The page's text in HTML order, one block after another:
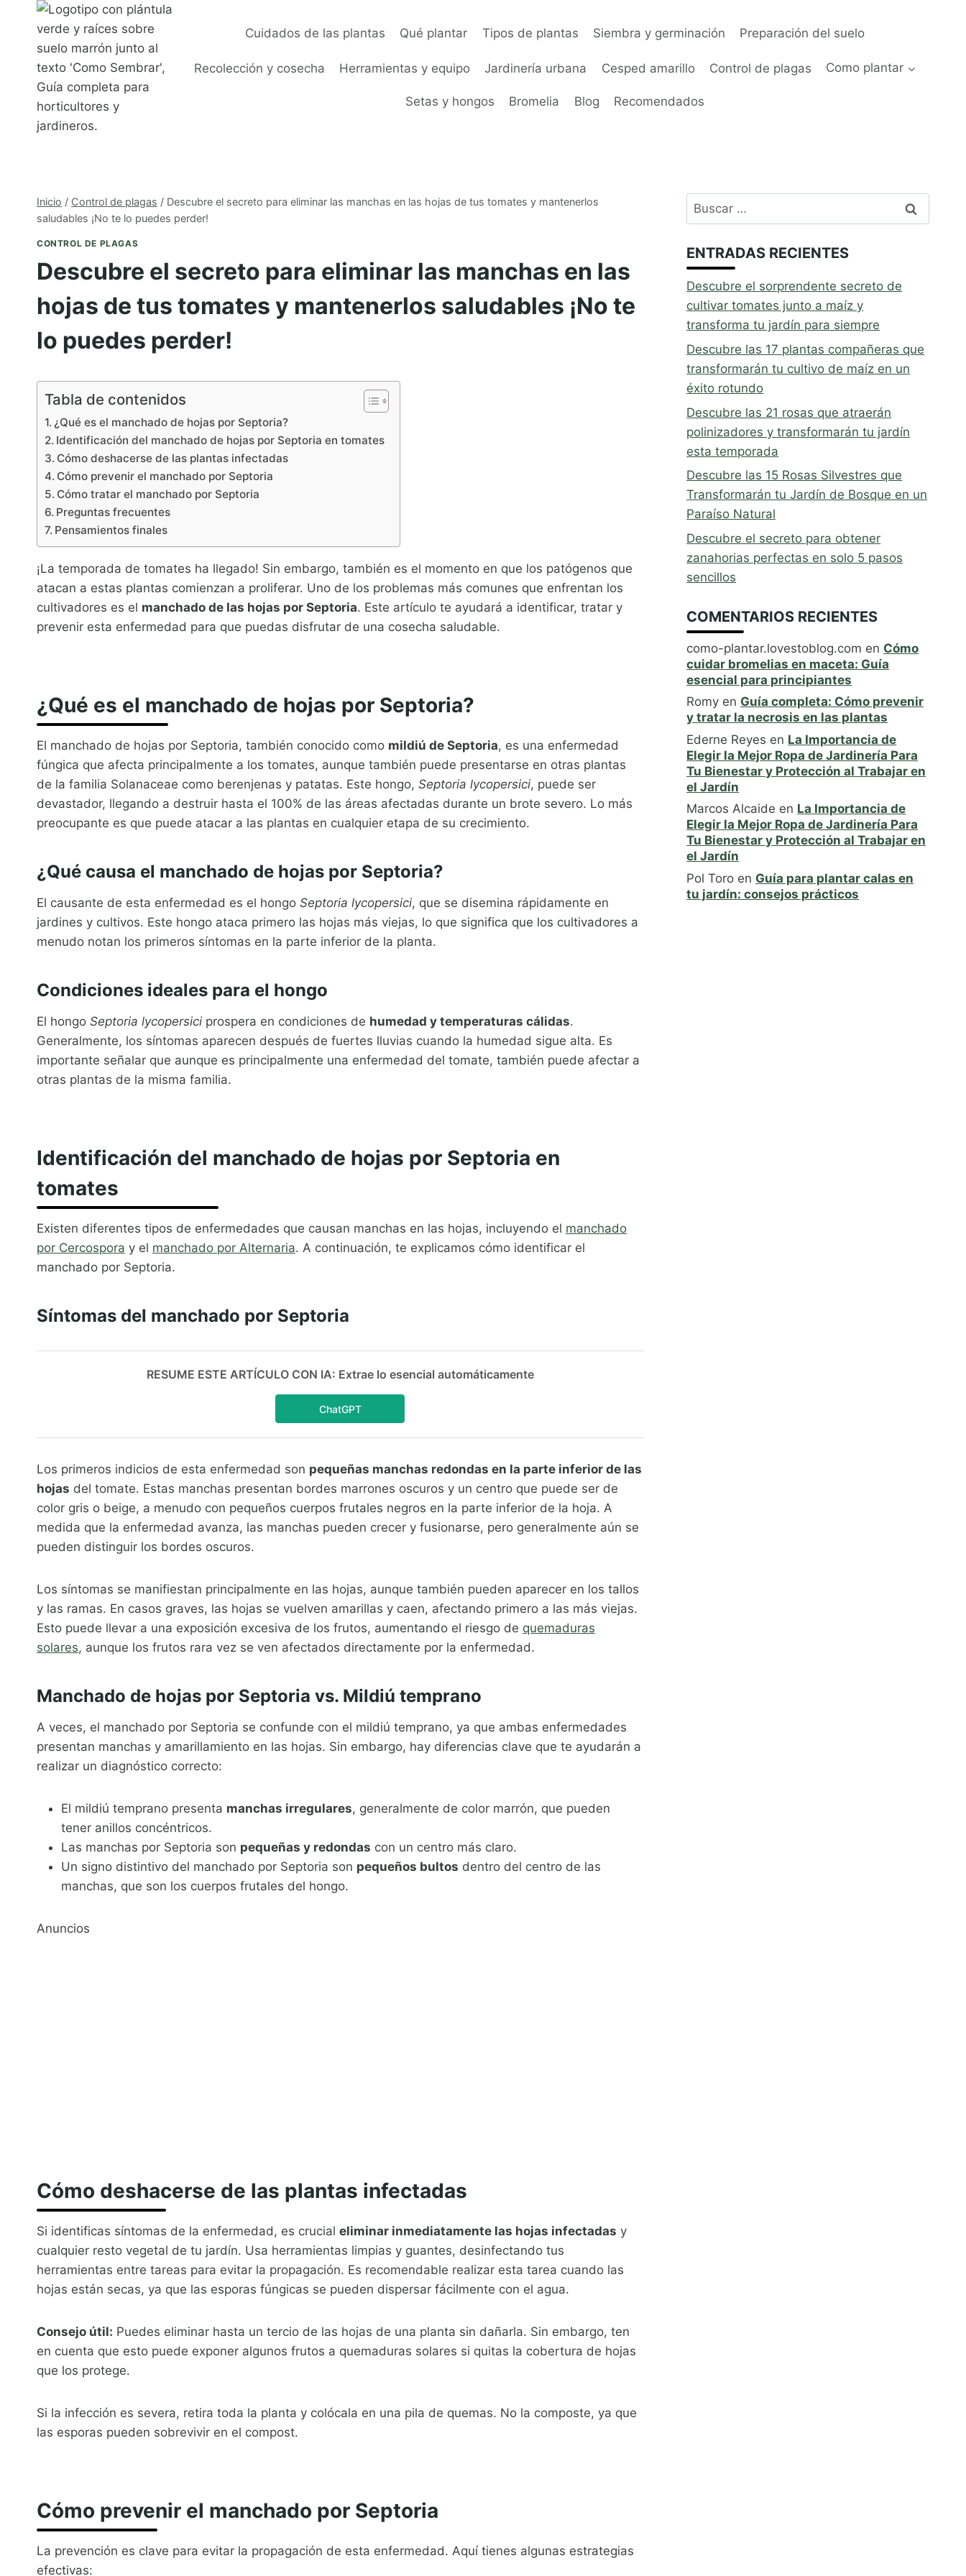
contenido
Cuidados de las plantas Qué plantar Tipos de plantas Siembra y germinación Preparación del suelo
Recolección y cosecha Herramientas y equipo Jardinería urbana Cesped amarillo Control de plagas Como plantar
Setas y hongos Bromelia Blog Recomendados
Inicio / Control de plagas / Descubre el secreto para eliminar las manchas en las hojas de tus tomates y mantenerlos
saludables ¡No te lo puedes perder!
CONTROL DE PLAGAS
Descubre el secreto para eliminar las manchas en las
hojas de tus tomates y mantenerlos saludables ¡No te
lo puedes perder!
Tabla de contenidos
¿Qué es el manchado de hojas por Septoria?
Identificación del manchado de hojas por Septoria en tomates
Cómo deshacerse de las plantas infectadas
Cómo prevenir el manchado por Septoria
Cómo tratar el manchado por Septoria
Preguntas frecuentes
Pensamientos finales
¡La temporada de tomates ha llegado! Sin embargo, también es el momento en que los patógenos que
atacan a estas plantas comienzan a proliferar. Uno de los problemas más comunes que enfrentan los
cultivadores es el manchado de las hojas por Septoria. Este artículo te ayudará a identificar, tratar y
prevenir esta enfermedad para que puedas disfrutar de una cosecha saludable.
¿Qué es el manchado de hojas por Septoria?
El manchado de hojas por Septoria, también conocido como mildiú de Septoria, es una enfermedad
fúngica que afecta principalmente a los tomates, aunque también puede presentarse en otras plantas
de la familia Solanaceae como berenjenas y patatas. Este hongo, Septoria lycopersici, puede ser
devastador, llegando a destruir hasta el 100% de las áreas afectadas durante un brote severo. Lo más
preocupante es que puede atacar a las plantas en cualquier etapa de su crecimiento.
¿Qué causa el manchado de hojas por Septoria?
El causante de esta enfermedad es el hongo Septoria lycopersici, que se disemina rápidamente en
jardines y cultivos. Este hongo ataca primero las hojas más viejas, lo que significa que los cultivadores a
menudo notan los primeros síntomas en la parte inferior de la planta.
Condiciones ideales para el hongo
El hongo Septoria lycopersici prospera en condiciones de humedad y temperaturas cálidas.
Generalmente, los síntomas aparecen después de fuertes lluvias cuando la humedad sigue alta. Es
importante señalar que aunque es principalmente una enfermedad del tomate, también puede afectar a
otras plantas de la misma familia.
Identificación del manchado de hojas por Septoria en
tomates
Existen diferentes tipos de enfermedades que causan manchas en las hojas, incluyendo el manchado
por Cercospora y el manchado por Alternaria. A continuación, te explicamos cómo identificar el
manchado por Septoria.
Síntomas del manchado por Septoria
RESUME ESTE ARTÍCULO CON IA: Extrae lo esencial automáticamente
ChatGPT
Los primeros indicios de esta enfermedad son pequeñas manchas redondas en la parte inferior de las
hojas del tomate. Estas manchas presentan bordes marrones oscuros y un centro que puede ser de
color gris o beige, a menudo con pequeños cuerpos frutales negros en la parte inferior de la hoja. A
medida que la enfermedad avanza, las manchas pueden crecer y fusionarse, pero generalmente aún se
pueden distinguir los bordes oscuros.
Los síntomas se manifiestan principalmente en las hojas, aunque también pueden aparecer en los tallos
y las ramas. En casos graves, las hojas se vuelven amarillas y caen, afectando primero a las más viejas.
Esto puede llevar a una exposición excesiva de los frutos, aumentando el riesgo de quemaduras
solares, aunque los frutos rara vez se ven afectados directamente por la enfermedad.
Manchado de hojas por Septoria vs. Mildiú temprano
A veces, el manchado por Septoria se confunde con el mildiú temprano, ya que ambas enfermedades
presentan manchas y amarillamiento en las hojas. Sin embargo, hay diferencias clave que te ayudarán a
realizar un diagnóstico correcto:
El mildiú temprano presenta manchas irregulares, generalmente de color marrón, que pueden
tener anillos concéntricos.
Las manchas por Septoria son pequeñas y redondas con un centro más claro.
Un signo distintivo del manchado por Septoria son pequeños bultos dentro del centro de las
manchas, que son los cuerpos frutales del hongo.
Anuncios
Cómo deshacerse de las plantas infectadas
Si identificas síntomas de la enfermedad, es crucial eliminar inmediatamente las hojas infectadas y
cualquier resto vegetal de tu jardín. Usa herramientas limpias y guantes, desinfectando tus
herramientas entre tareas para evitar la propagación. Es recomendable realizar esta tarea cuando las
hojas están secas, ya que las esporas fúngicas se pueden dispersar fácilmente con el agua.
Consejo útil: Puedes eliminar hasta un tercio de las hojas de una planta sin dañarla. Sin embargo, ten
en cuenta que esto puede exponer algunos frutos a quemaduras solares si quitas la cobertura de hojas
que los protege.
Si la infección es severa, retira toda la planta y colócala en una pila de quemas. No la composte, ya que
las esporas pueden sobrevivir en el compost.
Cómo prevenir el manchado por Septoria
La prevención es clave para evitar la propagación de esta enfermedad. Aquí tienes algunas estrategias
efectivas:
Buscar:
ENTRADAS RECIENTES
Descubre el sorprendente secreto de
cultivar tomates junto a maíz y
transforma tu jardín para siempre
Descubre las 17 plantas compañeras que
transformarán tu cultivo de maíz en un
éxito rotundo
Descubre las 21 rosas que atraerán
polinizadores y transformarán tu jardín
esta temporada
Descubre las 15 Rosas Silvestres que
Transformarán tu Jardín de Bosque en un
Paraíso Natural
Descubre el secreto para obtener
zanahorias perfectas en solo 5 pasos
sencillos
COMENTARIOS RECIENTES
como-plantar.lovestoblog.com en Cómo
cuidar bromelias en maceta: Guía
esencial para principiantes
Romy en Guía completa: Cómo prevenir
y tratar la necrosis en las plantas
Ederne Reyes en La Importancia de
Elegir la Mejor Ropa de Jardinería Para
Tu Bienestar y Protección al Trabajar en
el Jardín
Marcos Alcaide en La Importancia de
Elegir la Mejor Ropa de Jardinería Para
Tu Bienestar y Protección al Trabajar en
el Jardín
Pol Toro en Guía para plantar calas en
tu jardín: consejos prácticos